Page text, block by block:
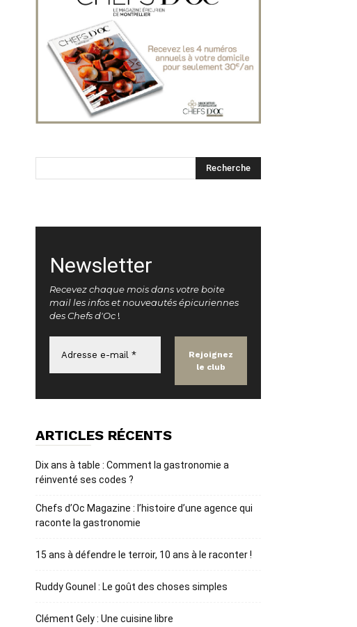
Newsletter
Recevez chaque mois dans votre boite
mail les infos et nouveautés épicuriennes
des Chefs d'Oc !
ARTICLES RÉCENTS
Dix ans à table : Comment la gastronomie a
réinventé ses codes ?
Chefs d’Oc Magazine : l’histoire d’une agence qui
raconte la gastronomie
15 ans à défendre le terroir, 10 ans à le raconter !
Ruddy Gounel : Le goût des choses simples
Clément Gely : Une cuisine libre